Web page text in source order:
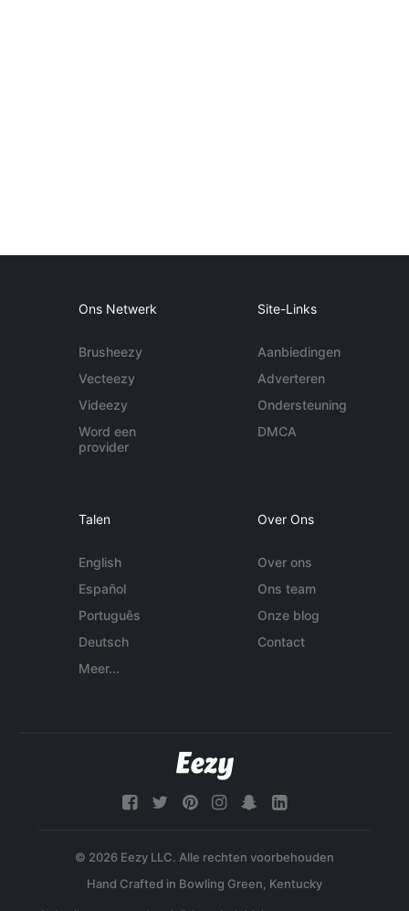
Ons Netwerk
Brusheezy
Vecteezy
Videezy
Word een
provider
Site-Links
Aanbiedingen
Adverteren
Ondersteuning
DMCA
Talen
English
Español
Português
Deutsch
Meer...
Over Ons
Over ons
Ons team
Onze blog
Contact
© 2026 Eezy LLC. Alle rechten voorbehouden